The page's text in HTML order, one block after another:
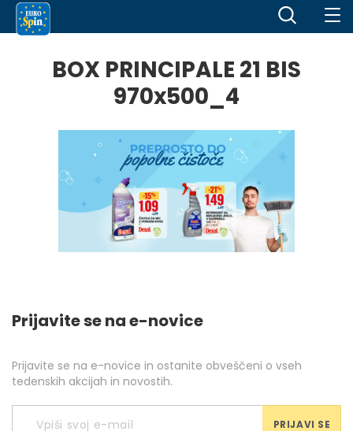
BOX PRINCIPALE 21 BIS
970x500_4
Prijavite se na e-novice
Prijavite se na e-novice in ostanite obveščeni o vseh
tedenskih akcijah in novostih.
PRIJAVI SE